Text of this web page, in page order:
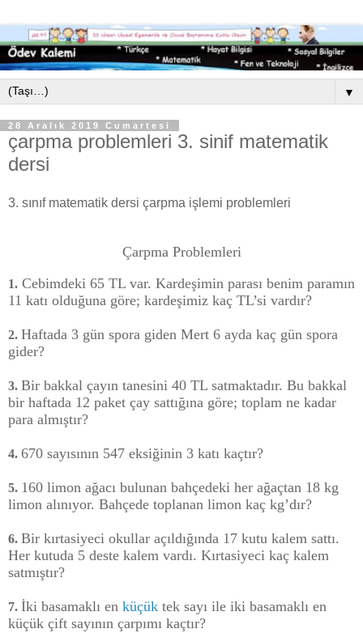
▼
28 Aralık 2019 Cumartesi
çarpma problemleri 3. sinif matematik
dersi
3. sınıf matematik dersi çarpma işlemi problemleri
Çarpma Problemleri
1. Cebimdeki 65 TL var. Kardeşimin parası benim paramın
11 katı olduğuna göre; kardeşimiz kaç TL’si vardır?
2. Haftada 3 gün spora giden Mert 6 ayda kaç gün spora
gider?
3. Bir bakkal çayın tanesini 40 TL satmaktadır. Bu bakkal
bir haftada 12 paket çay sattığına göre; toplam ne kadar
para almıştır?
4. 670 sayısının 547 eksiğinin 3 katı kaçtır?
5. 160 limon ağacı bulunan bahçedeki her ağaçtan 18 kg
limon alınıyor. Bahçede toplanan limon kaç kg’dır?
6. Bir kırtasiyeci okullar açıldığında 17 kutu kalem sattı.
Her kutuda 5 deste kalem vardı. Kırtasiyeci kaç kalem
satmıştır?
7. İki basamaklı en küçük tek sayı ile iki basamaklı en
küçük çift sayının çarpımı kaçtır?